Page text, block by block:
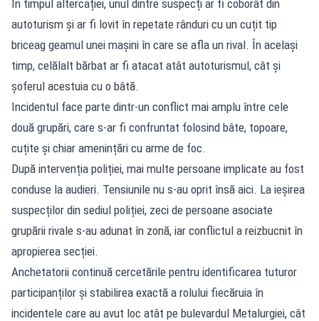
În timpul altercației, unul dintre suspecți ar fi coborât din
autoturism și ar fi lovit în repetate rânduri cu un cuțit tip
briceag geamul unei mașini în care se afla un rival. În același
timp, celălalt bărbat ar fi atacat atât autoturismul, cât și
șoferul acestuia cu o bâtă.
Incidentul face parte dintr-un conflict mai amplu între cele
două grupări, care s-ar fi confruntat folosind bâte, topoare,
cuțite și chiar amenințări cu arme de foc.
După intervenția poliției, mai multe persoane implicate au fost
conduse la audieri. Tensiunile nu s-au oprit însă aici. La ieșirea
suspecților din sediul poliției, zeci de persoane asociate
grupării rivale s-au adunat în zonă, iar conflictul a reizbucnit în
apropierea secției.
Anchetatorii continuă cercetările pentru identificarea tuturor
participanților și stabilirea exactă a rolului fiecăruia în
incidentele care au avut loc atât pe bulevardul Metalurgiei, cât